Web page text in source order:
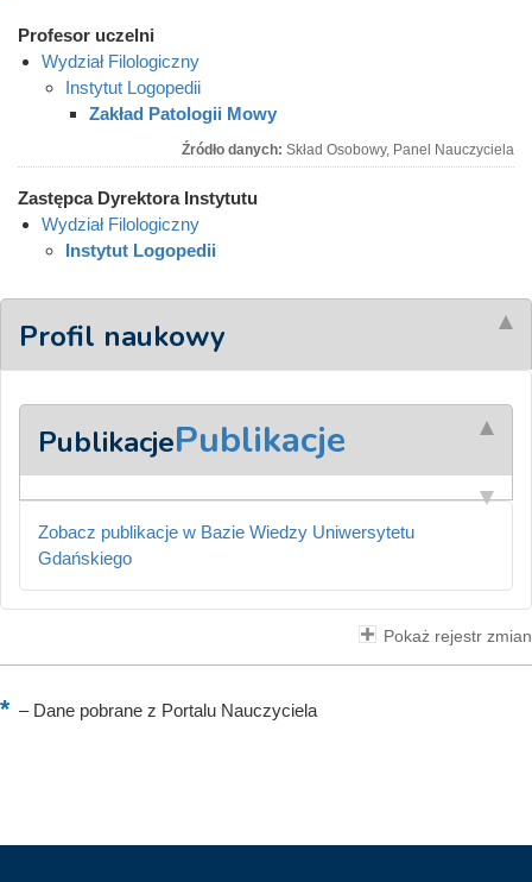
Profesor uczelni
Wydział Filologiczny
Instytut Logopedii
Zakład Patologii Mowy
Źródło danych: Skład Osobowy, Panel Nauczyciela
Zastępca Dyrektora Instytutu
Wydział Filologiczny
Instytut Logopedii
Profil naukowy
PublikacjePublikacje
Zobacz publikacje w Bazie Wiedzy Uniwersytetu
Gdańskiego
Pokaż rejestr zmian
–Dane pobrane z Portalu Nauczyciela